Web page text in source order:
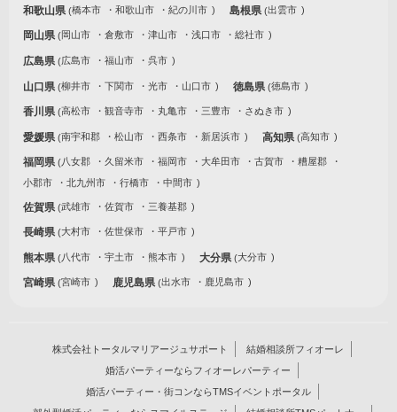
和歌山県 橋本市 和歌山市 紀の川市 島根県 出雲市
岡山県 岡山市 倉敷市 津山市 浅口市 総社市
広島県 広島市 福山市 呉市
山口県 柳井市 下関市 光市 山口市 徳島県 徳島市
香川県 高松市 観音寺市 丸亀市 三豊市 さぬき市
愛媛県 南宇和郡 松山市 西条市 新居浜市 高知県 高知市
福岡県 八女郡 久留米市 福岡市 大牟田市 古賀市
糟屋郡
小郡市
北九州市 行橋市 中間市
佐賀県 武雄市 佐賀市 三養基郡
長崎県 大村市 佐世保市 平戸市
熊本県 八代市 宇土市 熊本市 大分県 大分市
宮崎県 宮崎市 鹿児島県 出水市 鹿児島市
株式会社トータルマリアージュサポート
結婚相談所フィオーレ
婚活パーティーならフィオーレパーティー
婚活パーティー・街コンならTMSイベントポータル